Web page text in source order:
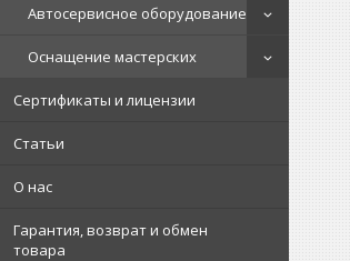
Автосервисное оборудование
Оснащение мастерских
Сертификаты и лицензии
Статьи
О нас
Гарантия, возврат и обмен
товара